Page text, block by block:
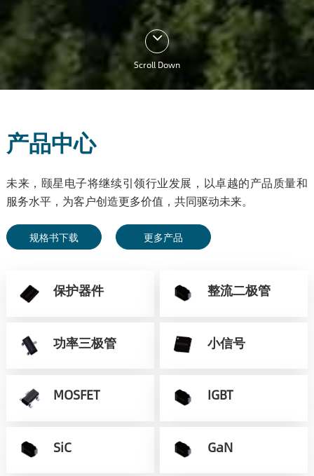
Scroll Down
产品中心
未来，颐星电子将继续引领行业发展，以卓越的产品质量和
服务水平，为客户创造更多价值，共同驱动未来。
规格书下载 更多产品
保护器件 整流二极管
功率三极管 小信号
MOSFET IGBT
SiC GaN